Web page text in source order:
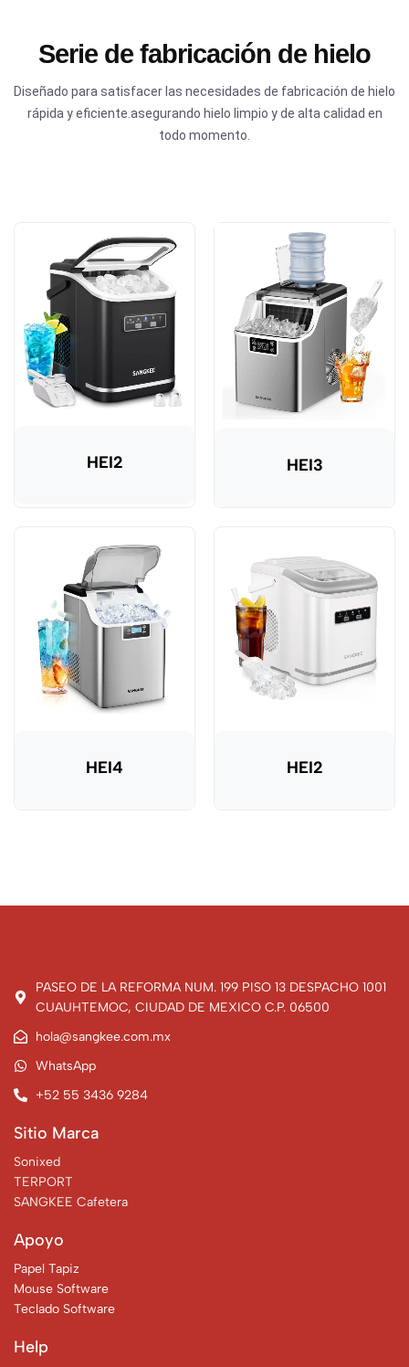
Serie de fabricación de hielo
Diseñado para satisfacer las necesidades de fabricación de hielo
rápida y eficiente.asegurando hielo limpio y de alta calidad en
todo momento.
HEI2 HEI3
HEI4 HEI2
PASEO DE LA REFORMA NUM. 199 PISO 13 DESPACHO 1001
CUAUHTEMOC, CIUDAD DE MEXICO C.P. 06500
hola@sangkee.com.mx
WhatsApp
+52 55 3436 9284
Sitio Marca
Sonixed
TERPORT
SANGKEE Cafetera
Apoyo
Papel Tapiz
Mouse Software
Teclado Software
Help